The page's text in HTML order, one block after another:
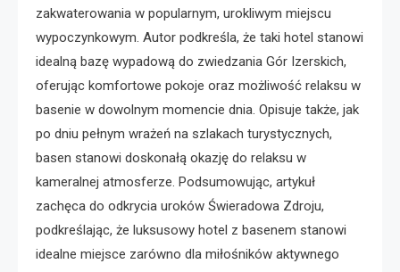
zakwaterowania w popularnym, urokliwym miejscu
wypoczynkowym. Autor podkreśla, że taki hotel stanowi
idealną bazę wypadową do zwiedzania Gór Izerskich,
oferując komfortowe pokoje oraz możliwość relaksu w
basenie w dowolnym momencie dnia. Opisuje także, jak
po dniu pełnym wrażeń na szlakach turystycznych,
basen stanowi doskonałą okazję do relaksu w
kameralnej atmosferze. Podsumowując, artykuł
zachęca do odkrycia uroków Świeradowa Zdroju,
podkreślając, że luksusowy hotel z basenem stanowi
idealne miejsce zarówno dla miłośników aktywnego